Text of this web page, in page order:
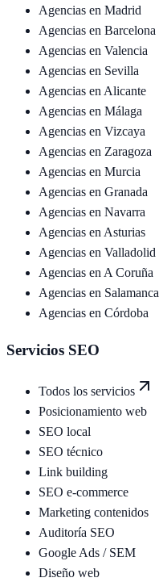
Agencias en Madrid
Agencias en Barcelona
Agencias en Valencia
Agencias en Sevilla
Agencias en Alicante
Agencias en Málaga
Agencias en Vizcaya
Agencias en Zaragoza
Agencias en Murcia
Agencias en Granada
Agencias en Navarra
Agencias en Asturias
Agencias en Valladolid
Agencias en A Coruña
Agencias en Salamanca
Agencias en Córdoba
Servicios SEO
Todos los servicios
Posicionamiento web
SEO local
SEO técnico
Link building
SEO e-commerce
Marketing contenidos
Auditoría SEO
Google Ads / SEM
Diseño web